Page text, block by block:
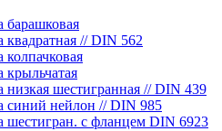
барашковая
квадратная // DIN 562
колпачковая
крыльчатая
низкая шестигранная // DIN 439
синий нейлон // DIN 985
шестигран. с фланцем DIN 6923